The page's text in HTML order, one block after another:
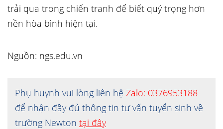
trải qua trong chiến tranh để biết quý trọng hơn
nền hòa bình hiện tại.
Nguồn: ngs.edu.vn
Phụ huynh vui lòng liên hệ Zalo: 0376953188
để nhận đầy đủ thông tin tư vấn tuyển sinh về
trường Newton tại đây